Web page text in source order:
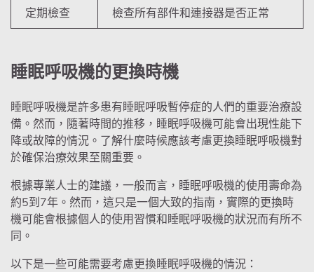
定期檢查 檢查所有部件和連接器是否正常
睡眠呼吸機的更換時機
睡眠呼吸機是許多患有睡眠呼吸暫停症的人們的重要治療設
備。然而，隨著時間的推移，睡眠呼吸機可能會出現性能下
降或故障的情況。了解什麼時候應該考慮更換睡眠呼吸機對
於確保治療效果至關重要。
根據專業人士的建議，一般而言，睡眠呼吸機的使用壽命為
約5到7年。然而，這只是一個大致的指南，實際的更換時
機可能會根據個人的使用習慣和睡眠呼吸機的狀況而有所不
同。
以下是一些可能需要考慮更換睡眠呼吸機的情況：